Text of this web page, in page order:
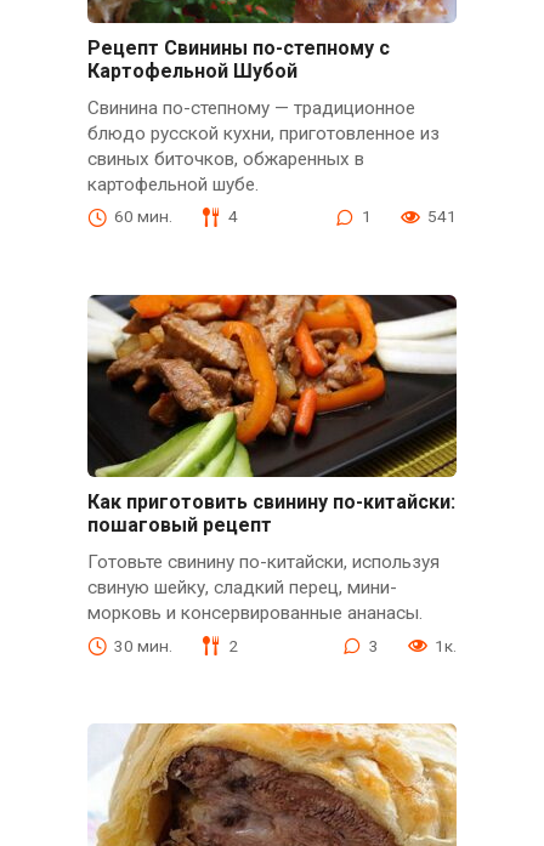
Рецепт Свинины по-степному с
Картофельной Шубой
Свинина по-степному — традиционное
блюдо русской кухни, приготовленное из
свиных биточков, обжаренных в
картофельной шубе.
60 мин. 4 1 541
Как приготовить свинину по-китайски:
пошаговый рецепт
Готовьте свинину по-китайски, используя
свиную шейку, сладкий перец, мини-
морковь и консервированные ананасы.
30 мин. 2 3 1к.